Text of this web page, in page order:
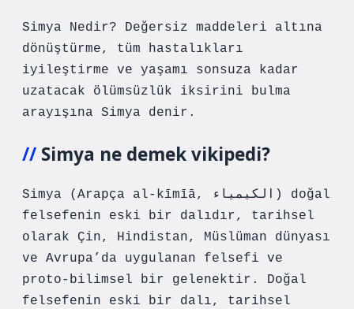
Simya Nedir? Değersiz maddeleri altına
dönüştürme, tüm hastalıkları
iyileştirme ve yaşamı sonsuza kadar
uzatacak ölümsüzlük iksirini bulma
arayışına Simya denir.
Simya ne demek vikipedi?
Simya (Arapça al-kīmīā, الكیمیاء) doğal
felsefenin eski bir dalıdır, tarihsel
olarak Çin, Hindistan, Müslüman dünyası
ve Avrupa’da uygulanan felsefi ve
proto-bilimsel bir gelenektir. Doğal
felsefenin eski bir dalı, tarihsel